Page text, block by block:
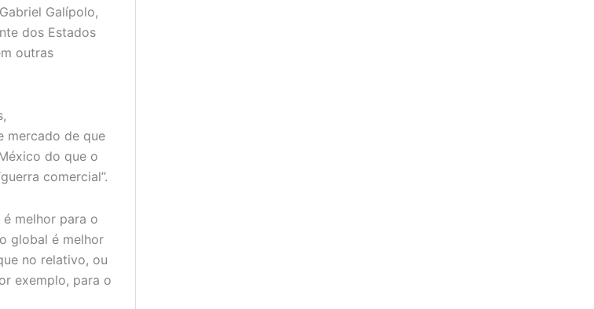
Galípolo,
dos Estados
outras
mercado de que
do que o
comercial”.
melhor para o
global é melhor
no relativo, ou
exemplo, para o